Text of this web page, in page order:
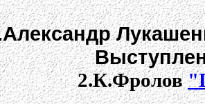
2.К.Фролов